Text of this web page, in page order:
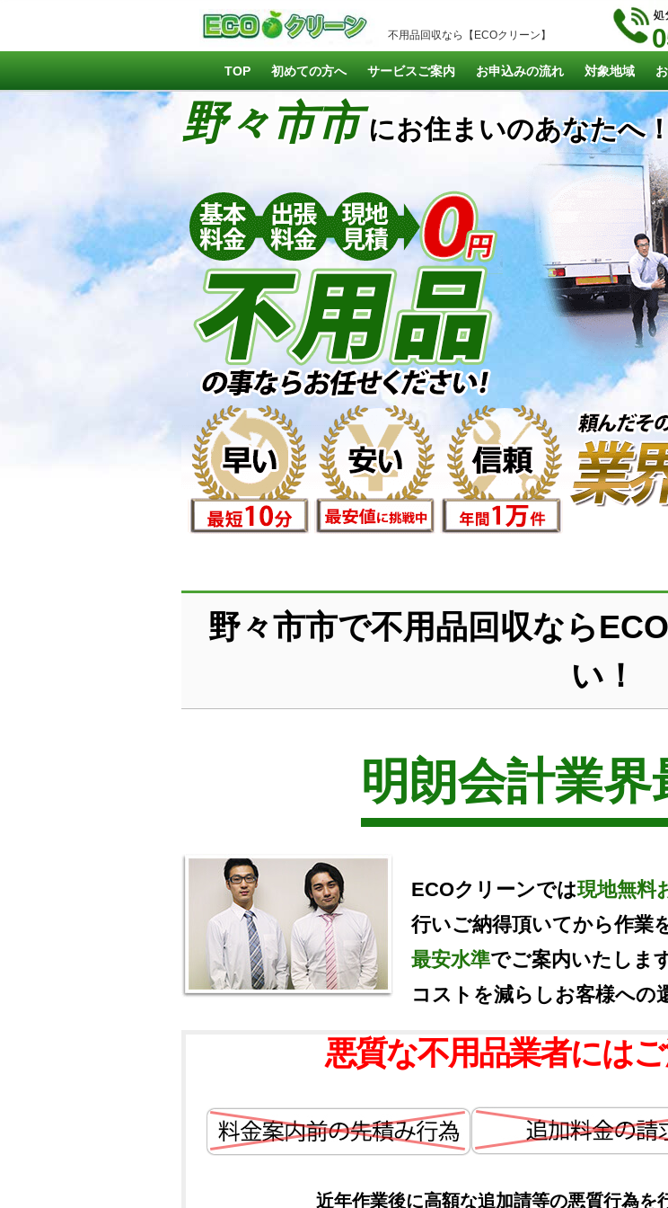
不用品回収なら【ECOクリーン】
TOP 初めての方へ サービスご案内 お申込みの流れ 対象地域
野々市市 にお住まいのあなたへ！
野々市市で不用品回収なら
い！
明朗会計業界
ECOクリーンでは現地無料
行いご納得頂いてから作業
最安水準でご案内いたしま
コストを減らしお客様への
悪質な不用品業者には
近年作業後に高額な追加請等の悪質行為を